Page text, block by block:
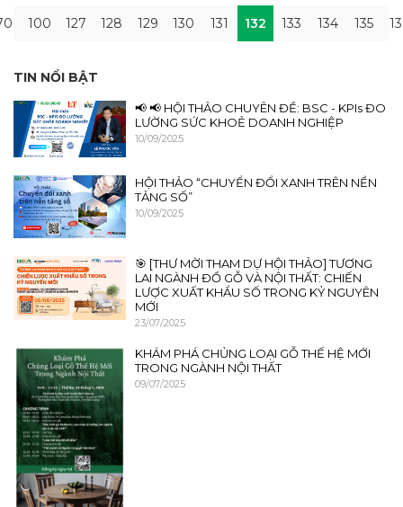
100 127 128 129 130 131 132 133 134 135
TIN NỔI BẬT
📢 📢 HỘI THẢO CHUYÊN ĐỀ: BSC - KPIs ĐO
LƯỜNG SỨC KHOẺ DOANH NGHIỆP
10/09/2025
HỘI THẢO “CHUYỂN ĐỔI XANH TRÊN NỀN
TẢNG SỐ”
10/09/2025
🎯 [THƯ MỜI THAM DỰ HỘI THẢO] TƯƠNG
LAI NGÀNH ĐỒ GỖ VÀ NỘI THẤT: CHIẾN
LƯỢC XUẤT KHẨU SỐ TRONG KỶ NGUYÊN
MỚI
23/07/2025
KHÁM PHÁ CHỦNG LOẠI GỖ THẾ HỆ MỚI
TRONG NGÀNH NỘI THẤT
09/07/2025